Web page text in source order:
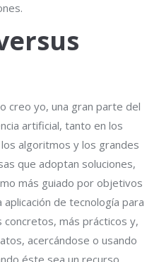
creo yo, una gran parte del
artificial, tanto en los
algoritmos y los grandes
que adoptan soluciones,
más guiado por objetivos
de tecnología para
más prácticos y,
acercándose o usando